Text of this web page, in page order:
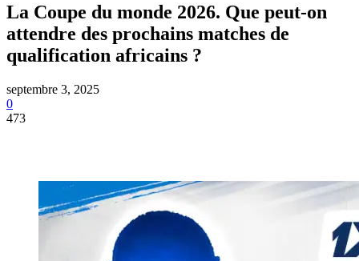
La Coupe du monde 2026. Que peut-on
attendre des prochains matches de
qualification africains ?
septembre 3, 2025
0
473